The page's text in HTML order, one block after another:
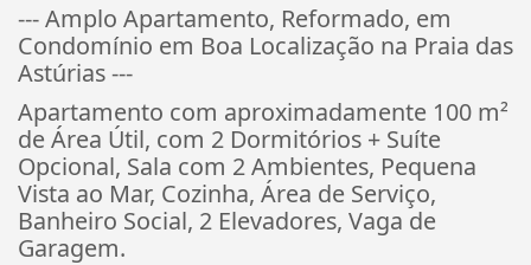
--- Amplo Apartamento, Reformado, em
Condomínio em Boa Localização na Praia das
Astúrias ---
Apartamento com aproximadamente 100 m²
de Área Útil, com 2 Dormitórios + Suíte
Opcional, Sala com 2 Ambientes, Pequena
Vista ao Mar, Cozinha, Área de Serviço,
Banheiro Social, 2 Elevadores, Vaga de
Garagem.